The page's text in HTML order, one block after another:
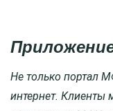
Не только портал
интернет. Клиенты